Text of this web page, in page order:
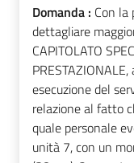
Domanda : Con la
dettagliare
CAPITOLATO
esecuzione del
relazione al fatto
quale personale
unità 7, con un